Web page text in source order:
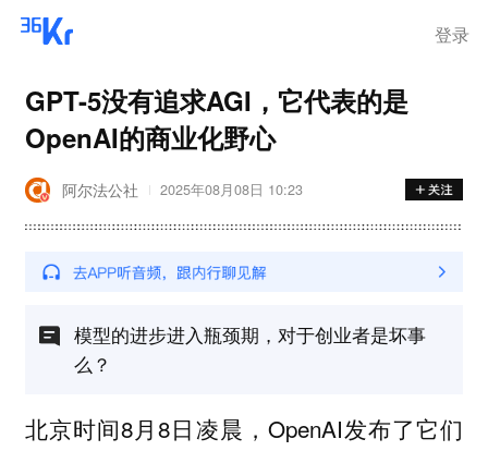
登录
GPT-5没有追求AGI，它代表的是
OpenAI的商业化野心
阿尔法公社 2025年08月08日 10:23
模型的进步进入瓶颈期，对于创业者是坏事
么？
北京时间8月8日凌晨，OpenAI发布了它们